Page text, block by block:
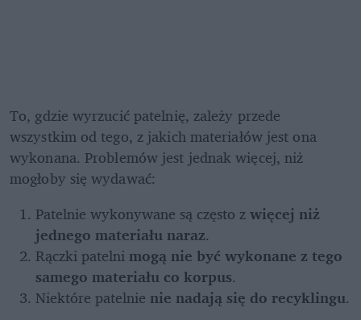
To, gdzie wyrzucić patelnię, zależy przede
wszystkim od tego, z jakich materiałów jest ona
wykonana. Problemów jest jednak więcej, niż
mogłoby się wydawać:
Patelnie wykonywane są często z więcej niż
jednego materiału naraz.
Rączki patelni mogą nie być wykonane z tego
samego materiału co korpus.
Niektóre patelnie nie nadają się do recyklingu.